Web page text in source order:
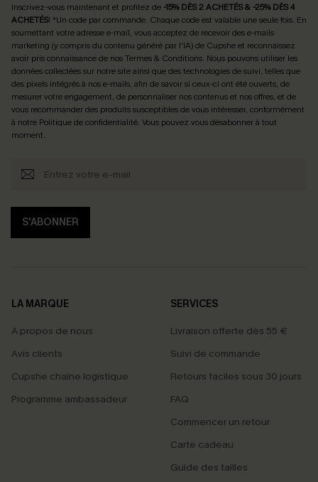
Inscrivez-vous maintenant et profitez de -15% DÈS 2 ACHETÉS & -25% DÈS 4
ACHETÉS! *Un code par commande. Chaque code est valable une seule fois. En
soumettant votre adresse e-mail, vous acceptez de recevoir des e-mails
marketing (y compris du contenu généré par l'IA) de Cupshe et reconnaissez
avoir pris connaissance de nosTermes & Conditions. Nous pouvons utiliser les
données collectées sur notre site ainsi que des technologies de suivi, telles que
des pixels intégrés à nos e-mails, afin de savoir si ceux-ci ont été ouverts, de
mesurer votre engagement, de personnaliser nos contenus et nos offres, et de
vous recommander des produits susceptibles de vous intéresser, conformément
à notre Politique de confidentialité. Vous pouvez vous désabonner à tout
moment.
S'ABONNER
LA MARQUE
À propos de nous
Avis clients
Cupshe chaîne logistique
Programme ambassadeur
SERVICES
Livraison offerte dès 55 €
Suivi de commande
Retours faciles sous 30 jours
FAQ
Commencer un retour
Carte cadeau
Guide des tailles